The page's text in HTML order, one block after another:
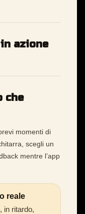
azione
che
momenti di
scegli un
mentre l’app
reale
in ritardo,